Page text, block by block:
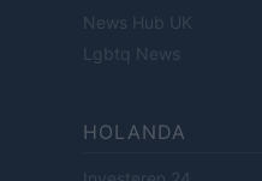
News Hub UK
Lgbtq News
HOLANDA